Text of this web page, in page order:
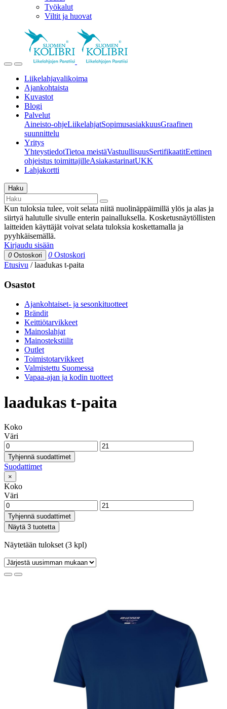
Työkalut
Viltit ja huovat
Liikelahjavalikoima
Ajankohtaista
Kuvastot
Blogi
Palvelut
Aineisto-ohjeLiikelahjatSopimusasiakkuusGraafinen
suunnittelu
Yritys
YhteystiedotTietoa meistäVastuullisuusSertifikaatitEettinen
ohjeistus toimittajilleAsiakastarinatUKK
Lahjakortti
Haku
Kun tuloksia tulee, voit selata niitä nuolinäppäimillä ylös ja alas ja
siirtyä halutulle sivulle enterin painalluksella. Kosketusnäytöllisten
laitteiden käyttäjät voivat selata tuloksia koskettamalla ja
pyyhkäisemällä.
Kirjaudu sisään
0 Ostoskori 0 Ostoskori
Etusivu /laadukas t-paita
Osastot
Ajankohtaiset- ja sesonkituotteet
Brändit
Keittiötarvikkeet
Mainoslahjat
Mainostekstiilit
Outlet
Toimistotarvikkeet
Valmistettu Suomessa
Vapaa-ajan ja kodin tuotteet
laadukas t-paita
Koko
Väri
Tyhjennä suodattimet
Suodattimet
×
Koko
Väri
Tyhjennä suodattimet
Näytä 3 tuotetta
Näytetään tulokset (3 kpl)